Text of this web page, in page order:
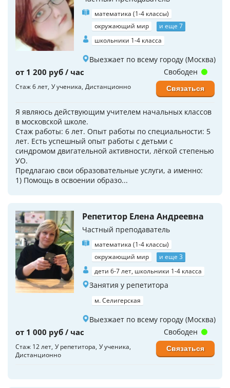
математика (1-4 классы)
окружающий мир
и еще 7
школьники 1-4 класса
Выезжает по всему городу (Москва)
от 1 200 руб / час
Стаж 6 лет У ученика Дистанционно
Я являюсь действующим учителем начальных классов
в московской школе.
Стаж работы: 6 лет. Опыт работы по специальности: 5
лет. Есть успешный опыт работы с детьми с
синдромом двигательной активности, лёгкой степенью
УО.
Предлагаю свои образовательные услуги, а именно:
1) Помощь в освоении образо...
Свободен
Связаться
Репетитор Елена Андреевна
Частный преподаватель
математика (1-4 классы)
окружающий мир
и еще 3
дети 6-7 лет, школьники 1-4 класса
Занятия у репетитора
м. Селигерская
Выезжает по всему городу (Москва)
от 1 000 руб / час
Стаж 12 лет У репетитора У ученика
Дистанционно
Свободен
Связаться